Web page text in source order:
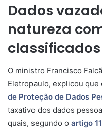
Dados
natureza
O ministro Francisco
Eletropaulo, explicou que
de Proteção de Dados
taxativo dos dados
quais, segundo o artigo 11